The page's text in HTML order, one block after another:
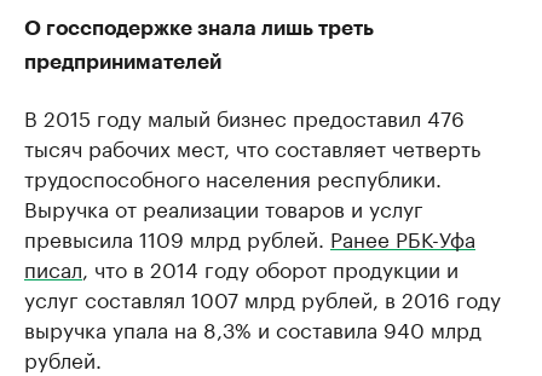
О госсподержке знала лишь треть
предпринимателей
В 2015 году малый бизнес предоставил 476
тысяч рабочих мест, что составляет четверть
трудоспособного населения республики.
Выручка от реализации товаров и услуг
превысила 1109 млрд рублей. Ранее РБК-Уфа
писал, что в 2014 году оборот продукции и
услуг составлял 1007 млрд рублей, в 2016 году
выручка упала на 8,3% и составила 940 млрд
рублей.